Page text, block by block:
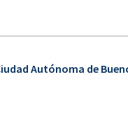
Autónoma de